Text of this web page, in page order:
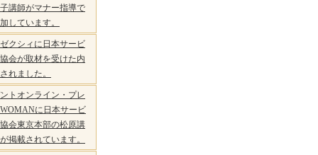
講師がマナー指導で
しています。
クシィに日本サービ
会が取材を受けた内
れました。
トオンライン・プレ
に日本サービ
会東京本部の松原講
掲載されています。